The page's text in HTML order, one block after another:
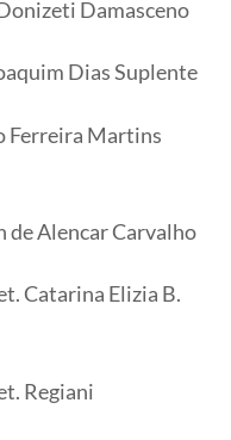
Damasceno
Dias Suplente
Ferreira Martins
de Alencar Carvalho
Catarina Elizia B.
Regiani